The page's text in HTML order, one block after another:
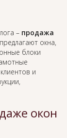
– продажа
окна,
блоки
и
окон